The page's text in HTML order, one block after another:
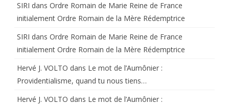
SIRI dans Ordre Romain de Marie Reine de France
initialement Ordre Romain de la Mère Rédemptrice
SIRI dans Ordre Romain de Marie Reine de France
initialement Ordre Romain de la Mère Rédemptrice
Hervé J. VOLTO dans Le mot de l’Aumônier :
Providentialisme, quand tu nous tiens…
Hervé J. VOLTO dans Le mot de l’Aumônier :